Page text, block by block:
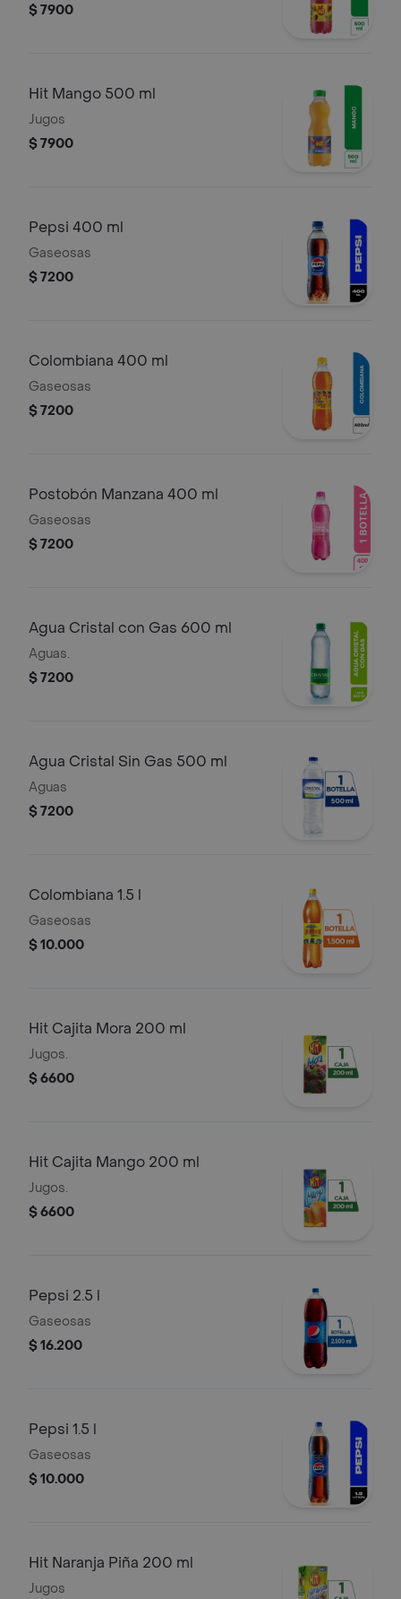
$ 7900
Hit Mango 500 ml
Jugos
$ 7900
Pepsi 400 ml
Gaseosas
$ 7200
Colombiana 400 ml
Gaseosas
$ 7200
Postobón Manzana 400 ml
Gaseosas
$ 7200
Agua Cristal con Gas 600 ml
Aguas.
$ 7200
Agua Cristal Sin Gas 500 ml
Aguas
$ 7200
Colombiana 1.5 l
Gaseosas
$ 10.000
Hit Cajita Mora 200 ml
Jugos.
$ 6600
Hit Cajita Mango 200 ml
Jugos.
$ 6600
Pepsi 2.5 l
Gaseosas
$ 16.200
Pepsi 1.5 l
Gaseosas
$ 10.000
Hit Naranja Piña 200 ml
Jugos